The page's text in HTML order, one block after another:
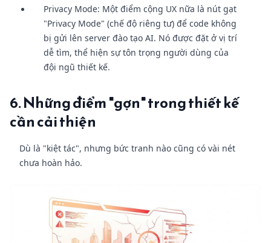
Privacy Mode: Một điểm cộng UX nữa là nút gạt
"Privacy Mode" (chế độ riêng tư) để code không
bị gửi lên server đào tạo AI. Nó được đặt ở vị trí
dễ tìm, thể hiện sự tôn trọng người dùng của
đội ngũ thiết kế.
6. Những điểm "gợn" trong thiết kế
cần cải thiện
Dù là "kiệt tác", nhưng bức tranh nào cũng có vài nét
chưa hoàn hảo.